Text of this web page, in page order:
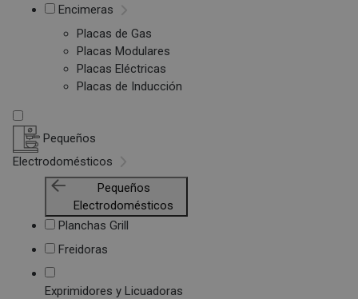
Encimeras
Placas de Gas
Placas Modulares
Placas Eléctricas
Placas de Inducción
Pequeños
Electrodomésticos
Pequeños
Electrodomésticos
Planchas Grill
Freidoras
Exprimidores y Licuadoras